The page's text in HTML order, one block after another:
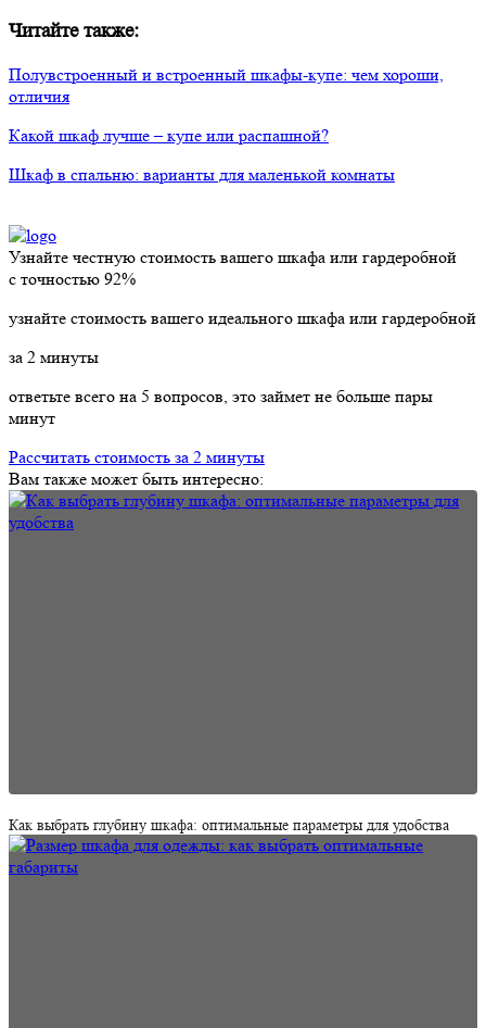
Читайте также:
Полувстроенный и встроенный шкафы-купе: чем хороши,
отличия
Какой шкаф лучше – купе или распашной?
Шкаф в спальню: варианты для маленькой комнаты
Узнайте честную стоимость вашего шкафа или гардеробной
с точностью 92%
узнайте стоимость вашего идеального шкафа или гардеробной
за 2 минуты
ответьте всего на 5 вопросов, это займет не больше пары
минут
Рассчитать стоимость за 2 минуты
Вам также может быть интересно:
Как выбрать глубину шкафа: оптимальные параметры для удобства